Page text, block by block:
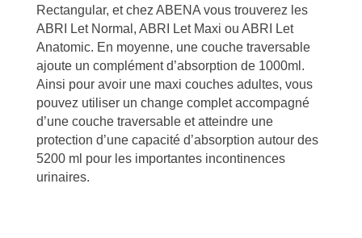
Rectangular, et chez ABENA vous trouverez les
ABRI Let Normal, ABRI Let Maxi ou ABRI Let
Anatomic. En moyenne, une couche traversable
ajoute un complément d’absorption de 1000ml.
Ainsi pour avoir une maxi couches adultes, vous
pouvez utiliser un change complet accompagné
d’une couche traversable et atteindre une
protection d’une capacité d’absorption autour des
5200 ml pour les importantes incontinences
urinaires.